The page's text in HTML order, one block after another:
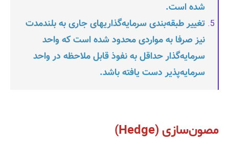
شده است.
تغییر طبقه‌بندی سرمایه‌گذاریهای جاری به بلندمدت
نیز صرفا به مواردی محدود شده است که واحد
سرمایه‌گذار حداقل به نفوذ قابل ملاحظه در واحد
سرمایه‌پذیر دست یافته باشد.
مصون‌سازی (Hedge)